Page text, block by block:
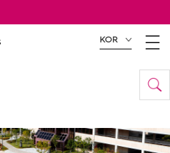
KOR